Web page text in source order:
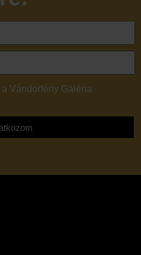
Vándorfény Galéria